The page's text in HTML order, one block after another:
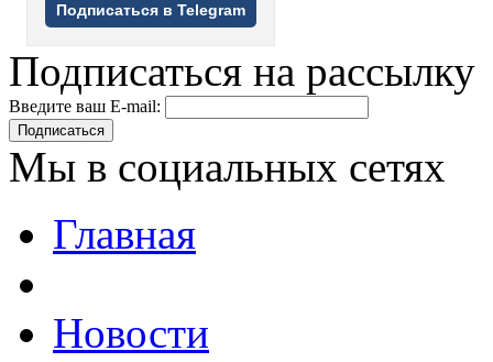
Подписаться в Telegram
Подписаться на рассылку
Введите ваш E-mail:
Подписаться
Мы в социальных сетях
Главная
Новости